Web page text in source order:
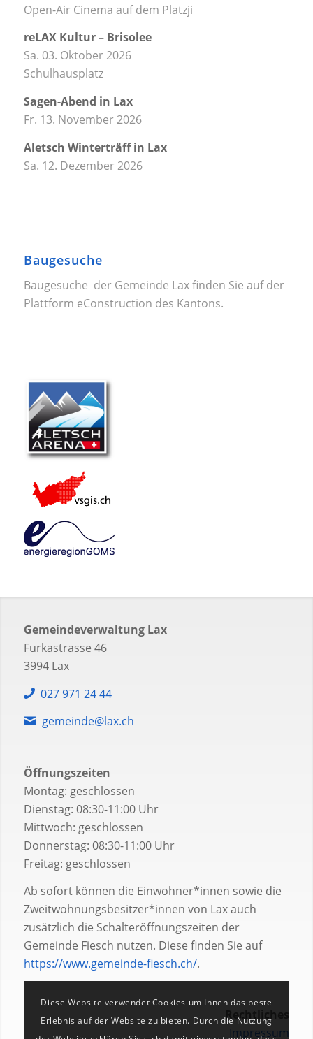
Open-Air Cinema auf dem Platzji
reLAX Kultur – Brisolee
Sa. 03. Oktober 2026
Schulhausplatz
Sagen-Abend in Lax
Fr. 13. November 2026
Aletsch Winterträff in Lax
Sa. 12. Dezember 2026
Baugesuche
Baugesuche der Gemeinde Lax finden Sie auf der
Plattform eConstruction des Kantons.
Gemeindeverwaltung Lax
Furkastrasse 46
3994 Lax
027 971 24 44
gemeinde@lax.ch
Öffnungszeiten
Montag: geschlossen
Dienstag: 08:30-11:00 Uhr
Mittwoch: geschlossen
Donnerstag: 08:30-11:00 Uhr
Freitag: geschlossen
Ab sofort können die Einwohner*innen sowie die
Zweitwohnungsbesitzer*innen von Lax auch
zusätzlich die Schalteröffnungszeiten der
Gemeinde Fiesch nutzen. Diese finden Sie auf
https://www.gemeinde-fiesch.ch/.
Rechtliches
Impressum
Diese Website verwendet Cookies um Ihnen das beste
Erlebnis auf der Website zu bieten. Durch die Nutzung